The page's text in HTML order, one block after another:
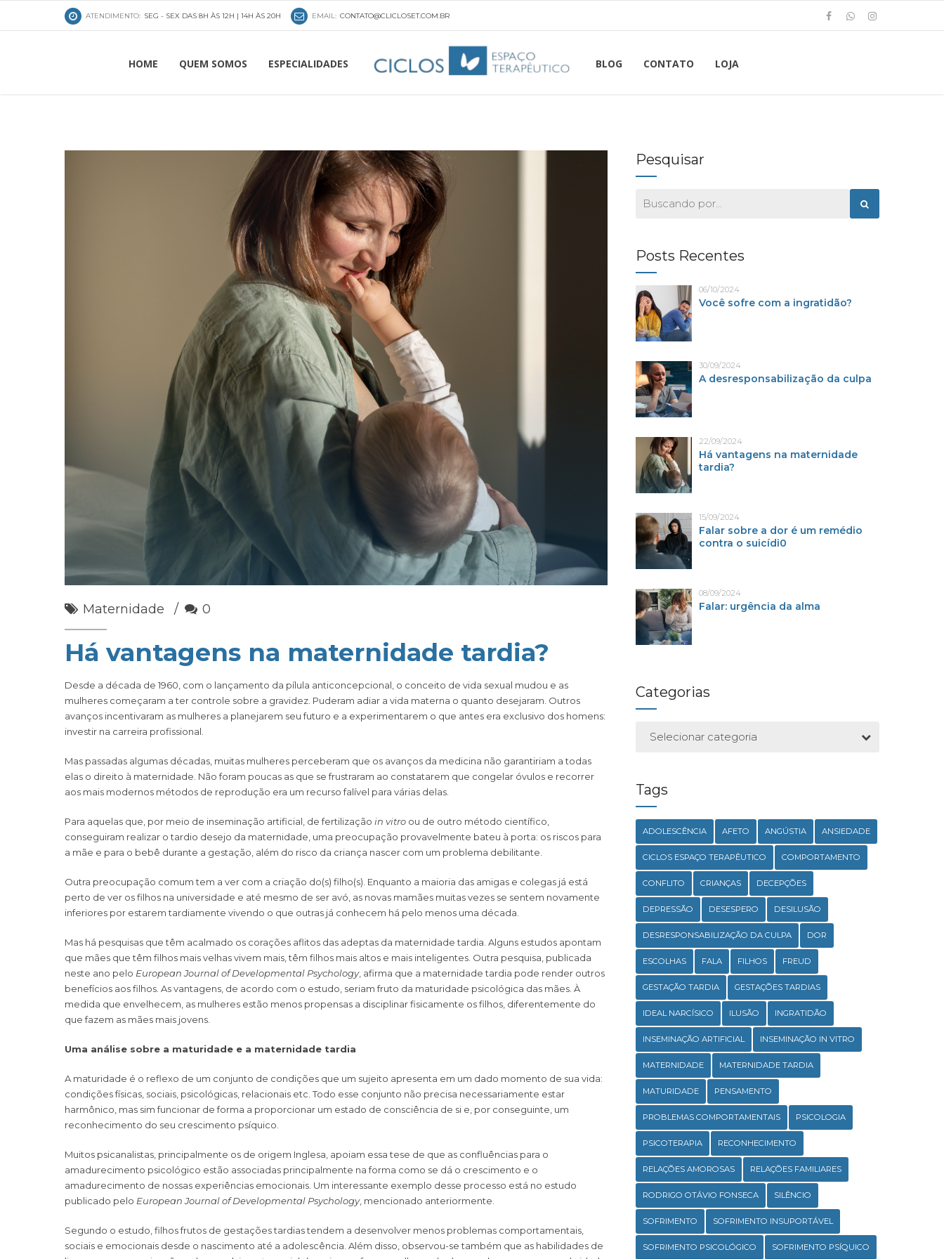
ATENDIMENTO: SEG - SEX DAS 8H ÀS 12H | 14H ÀS 20H EMAIL: CONTATO@CLICLOSET.COM.BR
HOME QUEM SOMOS ESPECIALIDADES BLOG CONTATO LOJA
Maternidade 0
Há vantagens na maternidade tardia?
Desde a década de 1960, com o lançamento da pílula anticoncepcional, o conceito de vida sexual mudou e as
mulheres começaram a ter controle sobre a gravidez. Puderam adiar a vida materna o quanto desejaram. Outros
avanços incentivaram as mulheres a planejarem seu futuro e a experimentarem o que antes era exclusivo dos homens:
investir na carreira profissional.
Mas passadas algumas décadas, muitas mulheres perceberam que os avanços da medicina não garantiriam a todas
elas o direito à maternidade. Não foram poucas as que se frustraram ao constatarem que congelar óvulos e recorrer
aos mais modernos métodos de reprodução era um recurso falível para várias delas.
Para aquelas que, por meio de inseminação artificial, de fertilização in vitro ou de outro método científico,
conseguiram realizar o tardio desejo da maternidade, uma preocupação provavelmente bateu à porta: os riscos para
a mãe e para o bebê durante a gestação, além do risco da criança nascer com um problema debilitante.
Outra preocupação comum tem a ver com a criação do(s) filho(s). Enquanto a maioria das amigas e colegas já está
perto de ver os filhos na universidade e até mesmo de ser avó, as novas mamães muitas vezes se sentem novamente
inferiores por estarem tardiamente vivendo o que outras já conhecem há pelo menos uma década.
Mas há pesquisas que têm acalmado os corações aflitos das adeptas da maternidade tardia. Alguns estudos apontam
que mães que têm filhos mais velhas vivem mais, têm filhos mais altos e mais inteligentes. Outra pesquisa, publicada
neste ano pelo European Journal of Developmental Psychology, afirma que a maternidade tardia pode render outros
benefícios aos filhos. As vantagens, de acordo com o estudo, seriam fruto da maturidade psicológica das mães. À
medida que envelhecem, as mulheres estão menos propensas a disciplinar fisicamente os filhos, diferentemente do
que fazem as mães mais jovens.
Uma análise sobre a maturidade e a maternidade tardia
A maturidade é o reflexo de um conjunto de condições que um sujeito apresenta em um dado momento de sua vida:
condições físicas, sociais, psicológicas, relacionais etc. Todo esse conjunto não precisa necessariamente estar
harmônico, mas sim funcionar de forma a proporcionar um estado de consciência de si e, por conseguinte, um
reconhecimento do seu crescimento psíquico.
Muitos psicanalistas, principalmente os de origem Inglesa, apoiam essa tese de que as confluências para o
amadurecimento psicológico estão associadas principalmente na forma como se dá o crescimento e o
amadurecimento de nossas experiências emocionais. Um interessante exemplo desse processo está no estudo
publicado pelo European Journal of Developmental Psychology, mencionado anteriormente.
Segundo o estudo, filhos frutos de gestações tardias tendem a desenvolver menos problemas comportamentais,
sociais e emocionais desde o nascimento até a adolescência. Além disso, observou-se também que as habilidades de
Pesquisar
Posts Recentes
06/10/2024
Você sofre com a ingratidão?
30/09/2024
A desresponsabilização da culpa
22/09/2024
Há vantagens na maternidade
tardia?
15/09/2024
Falar sobre a dor é um remédio
contra o suicídi0
08/09/2024
Falar: urgência da alma
Categorias
Selecionar categoria
Tags
ADOLESCÊNCIA AFETO ANGÚSTIA ANSIEDADE
CICLOS ESPAÇO TERAPÊUTICO COMPORTAMENTO
CONFLITO CRIANÇAS DECEPÇÕES
DEPRESSÃO DESESPERO DESILUSÃO
DESRESPONSABILIZAÇÃO DA CULPA DOR
ESCOLHAS FALA FILHOS FREUD
GESTAÇÃO TARDIA GESTAÇÕES TARDIAS
IDEAL NARCÍSICO ILUSÃO INGRATIDÃO
INSEMINAÇÃO ARTIFICIAL INSEMINAÇÃO IN VITRO
MATERNIDADE MATERNIDADE TARDIA
MATURIDADE PENSAMENTO
PROBLEMAS COMPORTAMENTAIS PSICOLOGIA
PSICOTERAPIA RECONHECIMENTO
RELAÇÕES AMOROSAS RELAÇÕES FAMILIARES
RODRIGO OTÁVIO FONSECA SILÊNCIO
SOFRIMENTO SOFRIMENTO INSUPORTÁVEL
SOFRIMENTO PSICOLÓGICO SOFRIMENTO PSÍQUICO